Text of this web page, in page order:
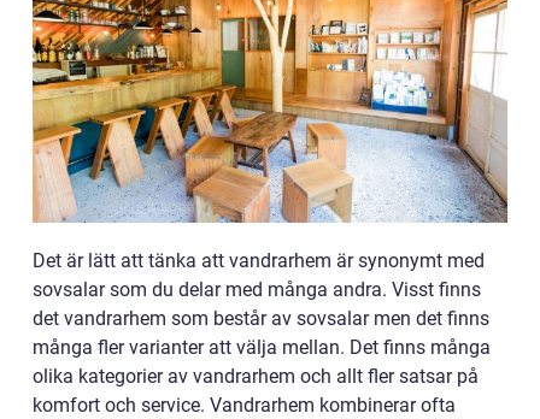
Det är lätt att tänka att vandrarhem är synonymt med
sovsalar som du delar med många andra. Visst finns
det vandrarhem som består av sovsalar men det finns
många fler varianter att välja mellan. Det finns många
olika kategorier av vandrarhem och allt fler satsar på
komfort och service. Vandrarhem kombinerar ofta